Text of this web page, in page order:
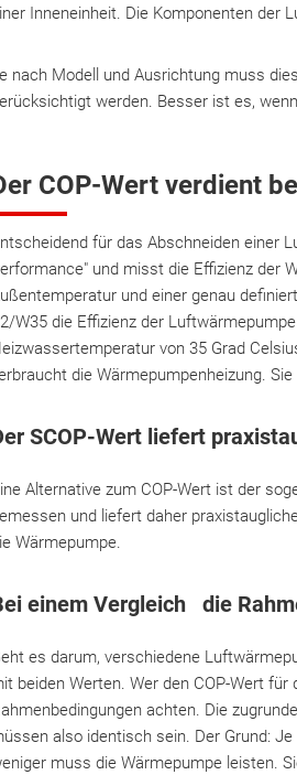
Inneneinheit. Die Komponenten der
nach Modell und Ausrichtung muss
werden. Besser ist es,
COP-Wert verdient
für das Abschneiden einer
und misst die Effizienz der
und einer genau
W35 die Effizienz der
von 35 Grad
die Wärmepumpenheizung.
SCOP-Wert liefert
Alternative zum COP-Wert ist der
und liefert daher
Wärmepumpe.
einem Vergleich die
es darum, verschiedene
beiden Werten. Wer den COP-Wert
achten. Die
also identisch sein. Der Grund:
muss die Wärmepumpe leisten.